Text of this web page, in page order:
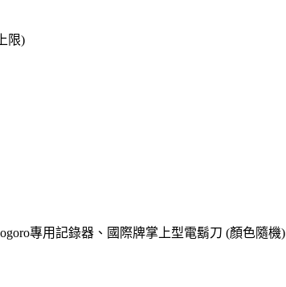
限)
專用記錄器、國際牌掌上型電鬍刀 (顏色隨機)